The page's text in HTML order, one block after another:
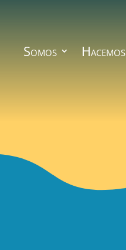
Somos Hacemos